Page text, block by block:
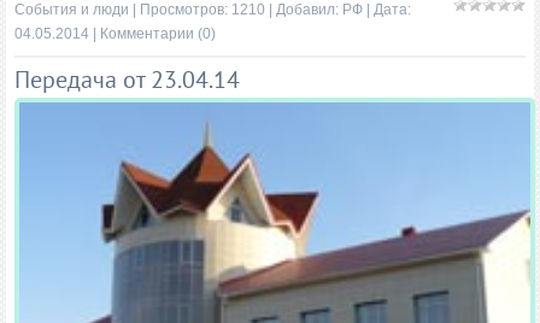
События и люди | Просмотров: 1210 | Добавил: РФ | Дата:
04.05.2014
Комментарии (0)
Передача от 23.04.14